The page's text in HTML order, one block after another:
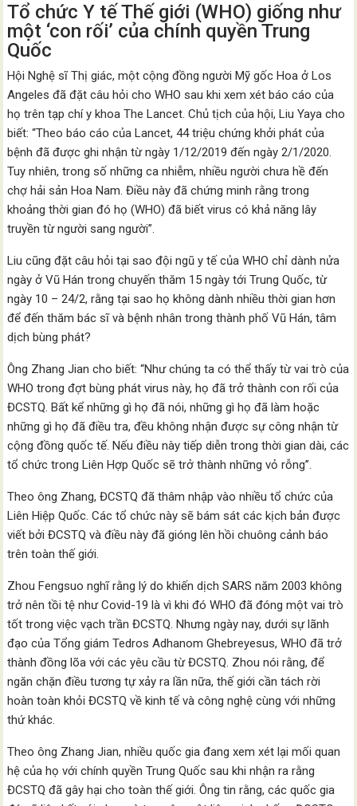
Tổ chức Y tế Thế giới (WHO) giống như
một ‘con rối’ của chính quyền Trung
Quốc
Hội Nghệ sĩ Thị giác, một cộng đồng người Mỹ gốc Hoa ở Los
Angeles đã đặt câu hỏi cho WHO sau khi xem xét báo cáo của
họ trên tạp chí y khoa The Lancet. Chủ tịch của hội, Liu Yaya cho
biết: “Theo báo cáo của Lancet, 44 triệu chứng khởi phát của
bệnh đã được ghi nhận từ ngày 1/12/2019 đến ngày 2/1/2020.
Tuy nhiên, trong số những ca nhiễm, nhiều người chưa hề đến
chợ hải sản Hoa Nam. Điều này đã chứng minh rằng trong
khoảng thời gian đó họ (WHO) đã biết virus có khả năng lây
truyền từ người sang người”.
Liu cũng đặt câu hỏi tại sao đội ngũ y tế của WHO chỉ dành nửa
ngày ở Vũ Hán trong chuyến thăm 15 ngày tới Trung Quốc, từ
ngày 10 – 24/2, rằng tại sao họ không dành nhiều thời gian hơn
để đến thăm bác sĩ và bệnh nhân trong thành phố Vũ Hán, tâm
dịch bùng phát?
Ông Zhang Jian cho biết: “Như chúng ta có thể thấy từ vai trò của
WHO trong đợt bùng phát virus này, họ đã trở thành con rối của
ĐCSTQ. Bất kể những gì họ đã nói, những gì họ đã làm hoặc
những gì họ đã điều tra, đều không nhận được sự công nhận từ
cộng đồng quốc tế. Nếu điều này tiếp diễn trong thời gian dài, các
tổ chức trong Liên Hợp Quốc sẽ trở thành những vỏ rỗng”.
Theo ông Zhang, ĐCSTQ đã thâm nhập vào nhiều tổ chức của
Liên Hiệp Quốc. Các tổ chức này sẽ bám sát các kịch bản được
viết bởi ĐCSTQ và điều này đã gióng lên hồi chuông cảnh báo
trên toàn thế giới.
Zhou Fengsuo nghĩ rằng lý do khiến dịch SARS năm 2003 không
trở nên tồi tệ như Covid-19 là vì khi đó WHO đã đóng một vai trò
tốt trong việc vạch trần ĐCSTQ. Nhưng ngày nay, dưới sự lãnh
đạo của Tổng giám Tedros Adhanom Ghebreyesus, WHO đã trở
thành đồng lõa với các yêu cầu từ ĐCSTQ. Zhou nói rằng, để
ngăn chặn điều tương tự xảy ra lần nữa, thế giới cần tách rời
hoàn toàn khỏi ĐCSTQ về kinh tế và công nghệ cùng với những
thứ khác.
Theo ông Zhang Jian, nhiều quốc gia đang xem xét lại mối quan
hệ của họ với chính quyền Trung Quốc sau khi nhận ra rằng
ĐCSTQ đã gây hại cho toàn thế giới. Ông tin rằng, các quốc gia